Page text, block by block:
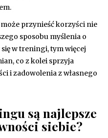
przynieść korzyści nie
sposobu myślenia o
w treningi, tym więcej
co z kolei sprzyja
i zadowolenia z własnego
są najlepsze
siebie?